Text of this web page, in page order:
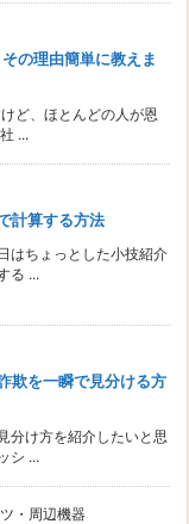
の理由簡単に教えま
ど、ほとんどの人が恩
...
計算する方法
はちょっとした小技紹介
る ...
欺を一瞬で見分ける方
分け方を紹介したいと思
シ ...
・周辺機器